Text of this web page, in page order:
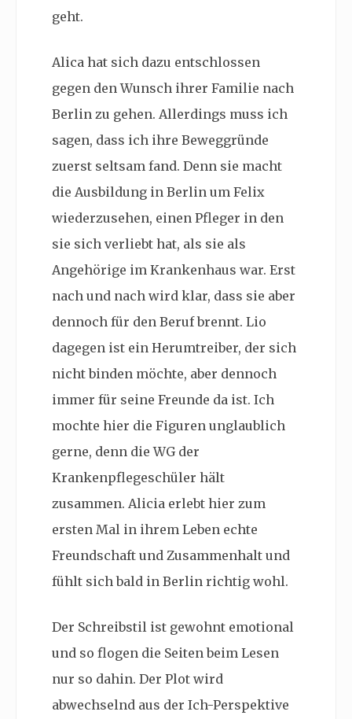
geht.
Alica hat sich dazu entschlossen
gegen den Wunsch ihrer Familie nach
Berlin zu gehen. Allerdings muss ich
sagen, dass ich ihre Beweggründe
zuerst seltsam fand. Denn sie macht
die Ausbildung in Berlin um Felix
wiederzusehen, einen Pfleger in den
sie sich verliebt hat, als sie als
Angehörige im Krankenhaus war. Erst
nach und nach wird klar, dass sie aber
dennoch für den Beruf brennt. Lio
dagegen ist ein Herumtreiber, der sich
nicht binden möchte, aber dennoch
immer für seine Freunde da ist. Ich
mochte hier die Figuren unglaublich
gerne, denn die WG der
Krankenpflegeschüler hält
zusammen. Alicia erlebt hier zum
ersten Mal in ihrem Leben echte
Freundschaft und Zusammenhalt und
fühlt sich bald in Berlin richtig wohl.
Der Schreibstil ist gewohnt emotional
und so flogen die Seiten beim Lesen
nur so dahin. Der Plot wird
abwechselnd aus der Ich-Perspektive